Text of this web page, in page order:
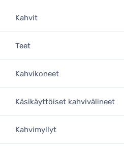
Kahvit
Teet
Kahvikoneet
Käsikäyttöiset kahvivälineet
Kahvimyllyt